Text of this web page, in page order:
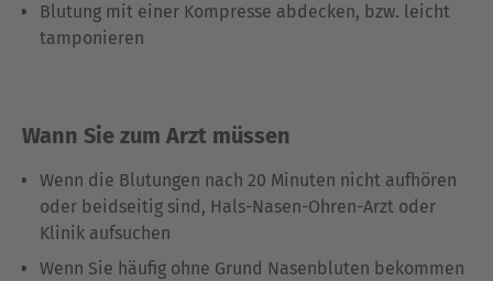
Blutung mit einer Kompresse abdecken, bzw. leicht
tamponieren
Wann Sie zum Arzt müssen
Wenn die Blutungen nach 20 Minuten nicht aufhören
oder beidseitig sind, Hals-Nasen-Ohren-Arzt oder
Klinik aufsuchen
Wenn Sie häufig ohne Grund Nasenbluten bekommen